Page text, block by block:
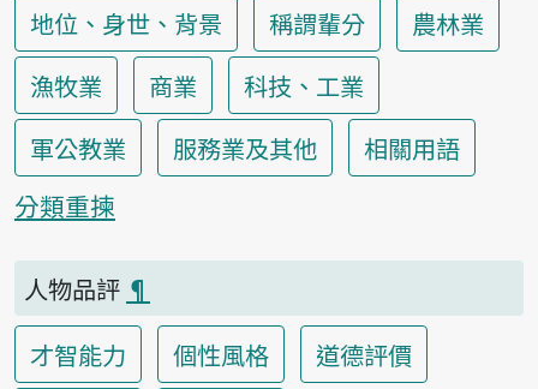
地位、身世、背景
稱謂輩分
農林業
漁牧業
商業
科技、工業
軍公教業
服務業及其他
相關用語
分類重揀
人物品評 ¶
才智能力
個性風格
道德評價